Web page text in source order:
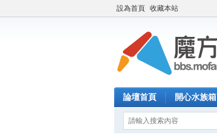
設為首頁 收藏本站
論壇首頁 開心水族箱